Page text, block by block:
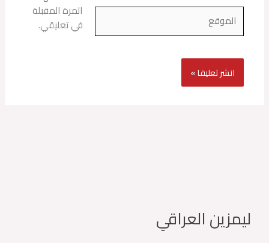
الموقع
المرة المقبلة
في تعليقي.
ليمزين العراقي